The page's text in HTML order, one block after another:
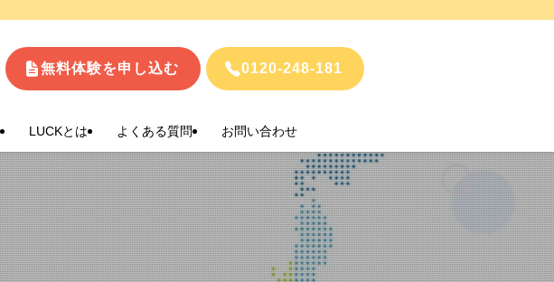
LUCKとは よくある質問 お問い合わせ
無料体験を申し込む 0120-248-181